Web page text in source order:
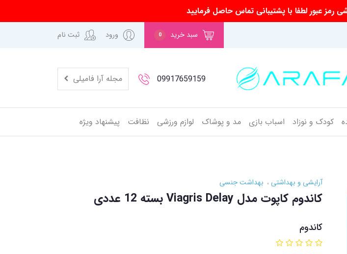
رمز عبور لطفا با پشتیبانی تماس حاصل فرمایید
سبد خرید 0 ورود ثبت نام
09917659159 مجله آرا فامیلی
کودک و نوزاد اسباب بازی مد و پوشاک لوازم ورزشی نظافت پیشنهاد ویژه
آرایشی و بهداشتی بهداشت جنسی
کاندوم کاپوت مدل Viagris Delay بسته 12 عددی
کاندوم